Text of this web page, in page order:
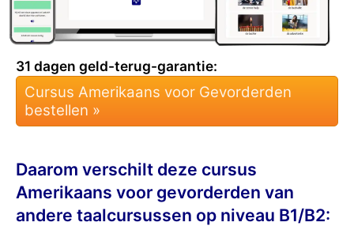
31 dagen geld-terug-garantie:
Cursus Amerikaans voor Gevorderden
bestellen »
Daarom verschilt deze cursus
Amerikaans voor gevorderden van
andere taalcursussen op niveau B1/B2: